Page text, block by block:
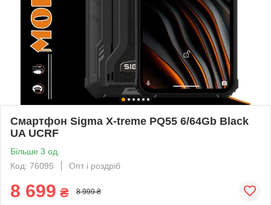
Смартфон Sigma X-treme PQ55 6/64Gb Black
UA UCRF
Більше 3 од.
Код: 76095
Опт і роздріб
8 699 ₴ 8 999 ₴